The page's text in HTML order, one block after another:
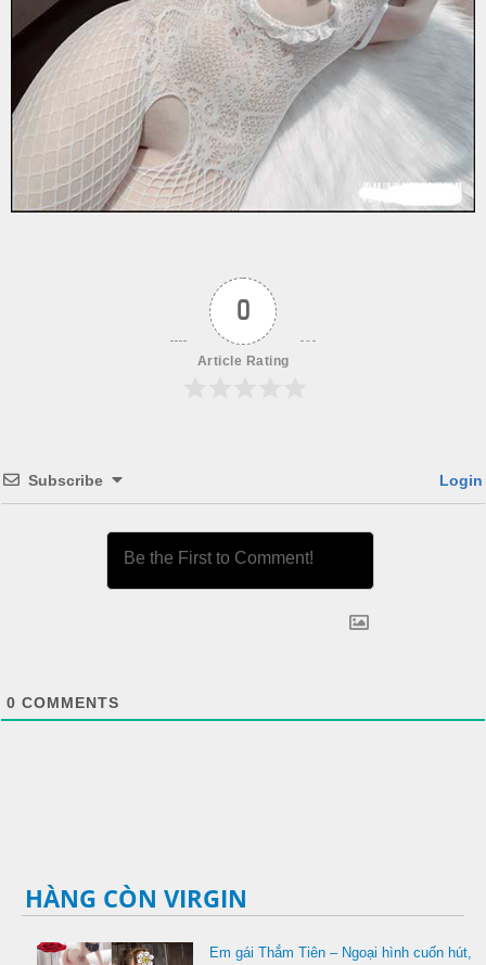
0
Article Rating
Subscribe Login
0 COMMENTS
HÀNG CÒN VIRGIN
Em gái Thắm Tiên – Ngoại hình cuốn hút,